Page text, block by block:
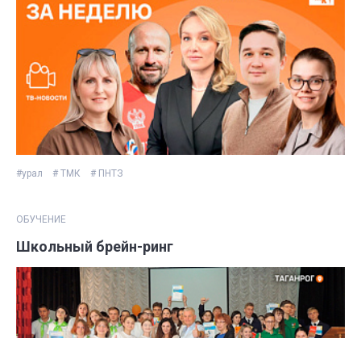
#урал # ТМК # ПНТЗ
ОБУЧЕНИЕ
Школьный брейн-ринг